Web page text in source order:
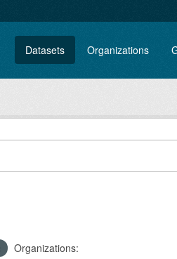
Datasets Organizations
Organizations: